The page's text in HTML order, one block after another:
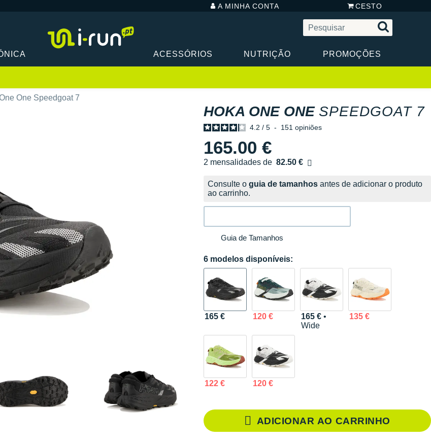
A MINHA CONTA CESTO
ACESSÓRIOS NUTRIÇÃO PROMOÇÕES
One Speedgoat 7
HOKA ONE ONE SPEEDGOAT 7
4.2 / 5 - 151 opiniões
165.00 €
2 mensalidades de 82.50 €
sem custos
Consulte o guia de tamanhos antes de adicionar o produto
ao carrinho.
Guia de Tamanhos
6 modelos disponíveis:
165 € 120 € 165 €•
Wide
135 €
122 € 120 €
ADICIONAR AO CARRINHO